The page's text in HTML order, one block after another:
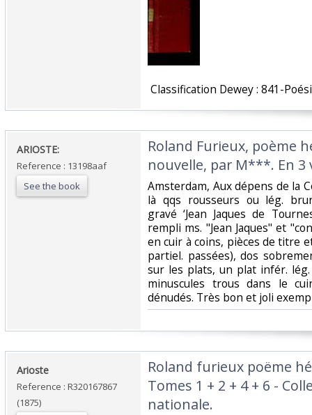
Classification Dewey : 841-
‎ARIOSTE:‎
Reference : 13198aaf
See the book
‎Roland Furieux, poème
nouvelle, par M***. En 3
‎Amsterdam, Aux dépens de la
là qqs rousseurs ou lég.
gravé ‘Jean Jaques de
rempli ms. "Jean Jaques" et
en cuir à coins, pièces de titre
partiel. passées), dos
sur les plats, un plat infér.
minuscules trous dans le
dénudés. Très bon et joli
‎Arioste‎
Reference : R320167867
(1875)
‎Roland furieux poëme
Tomes 1 + 2 + 4 + 6 -
nationale.‎